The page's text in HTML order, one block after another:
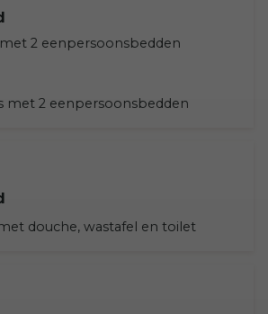
2 eenpersoonsbedden
met 2 eenpersoonsbedden
douche, wastafel en toilet